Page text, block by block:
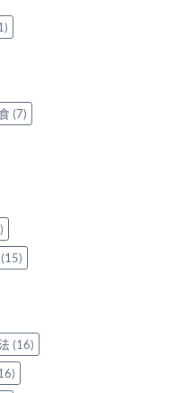
(7)
(16)